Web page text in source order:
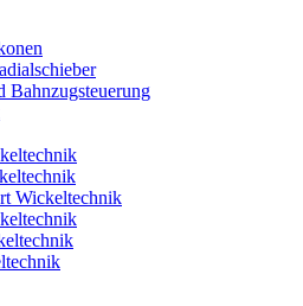
Bahnzugsteuerung
Wickeltechnik